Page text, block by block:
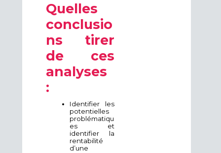
Quelles
conclusio
ns tirer
de ces
analyses
:
Identifier les
potentielles
problématiqu
es et
identifier la
rentabilité
d’une